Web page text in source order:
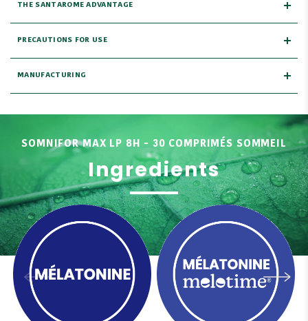
THE SANTAROME ADVANTAGE
PRECAUTIONS FOR USE
MANUFACTURING
SOMNIFOR MAX LP 8H - 30 COMPRIMÉS SOMMEIL
Ingredients